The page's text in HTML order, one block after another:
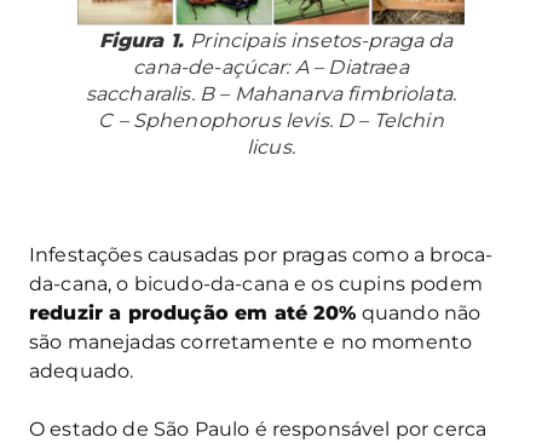
Figura 1. Principais insetos-praga da
cana-de-açúcar: A – Diatraea
saccharalis. B – Mahanarva fimbriolata.
C – Sphenophorus levis. D – Telchin
licus.
Infestações causadas por pragas como a broca-
da-cana, o bicudo-da-cana e os cupins podem
reduzir a produção em até 20% quando não
são manejadas corretamente e no momento
adequado.
O estado de São Paulo é responsável por cerca